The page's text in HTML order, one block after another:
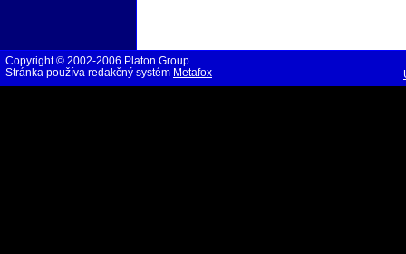
Copyright © 2002-2006 Platon Group
Stránka používa redakčný systém Metafox